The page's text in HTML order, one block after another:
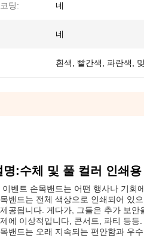
딩: 네
네
흰색, 빨간색, 파란색,
명:수체 및 풀 컬러 인쇄
이벤트 손목밴드는 어떤 행사나 기회
밴드는 전체 색상으로 인쇄되어 있
공됩니다. 게다가, 그들은 추가 보
에 이상적입니다, 콘서트, 파티 등등.
밴드는 오래 지속되는 편안함과 우